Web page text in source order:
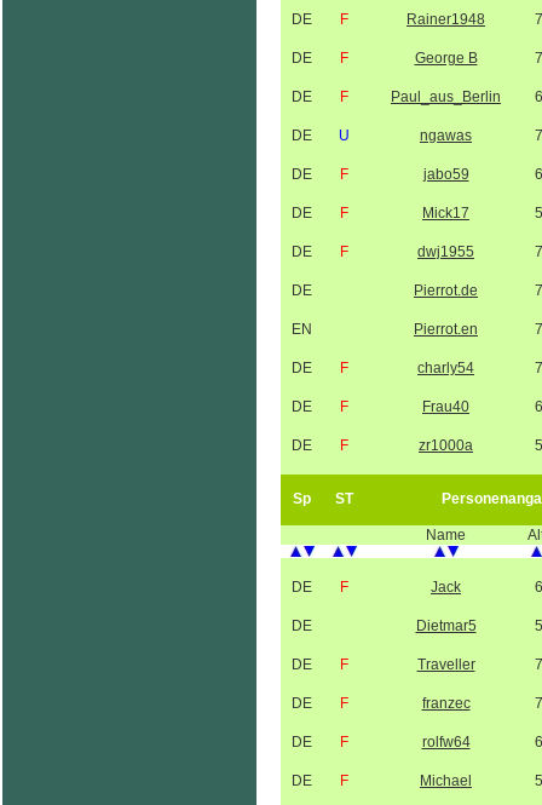
DE F Rainer1948
DE F George B
DE F Paul_aus_Berlin
DE U ngawas
DE F jabo59
DE F Mick17
DE F dwj1955
DE Pierrot.de
EN Pierrot.en
DE F charly54
DE F Frau40
DE F zr1000a
Sp ST
Name
DE F Jack
DE Dietmar5
DE F Traveller
DE F franzec
DE F rolfw64
DE F Michael